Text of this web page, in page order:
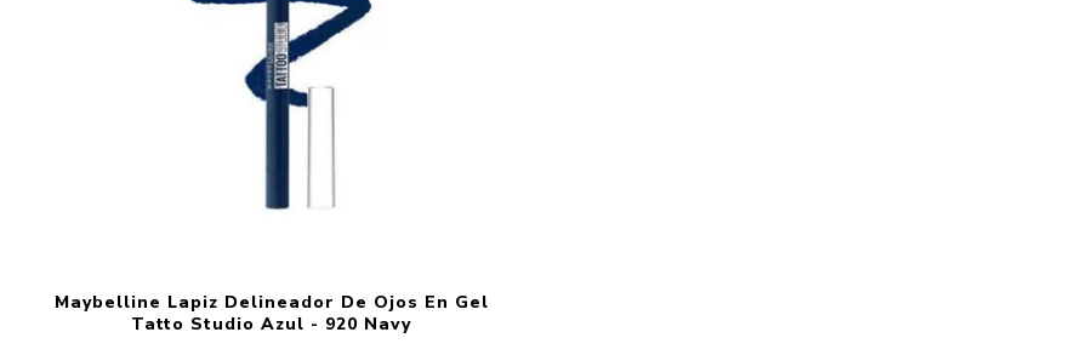
Maybelline Lapiz Delineador De Ojos En Gel
Tatto Studio Azul - 920 Navy